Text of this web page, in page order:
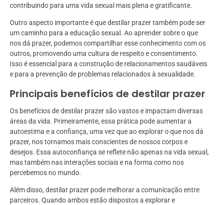
contribuindo para uma vida sexual mais plena e gratificante.
Outro aspecto importante é que destilar prazer também pode ser
um caminho para a educação sexual. Ao aprender sobre o que
nos dá prazer, podemos compartilhar esse conhecimento com os
outros, promovendo uma cultura de respeito e consentimento.
Isso é essencial para a construção de relacionamentos saudáveis
e para a prevenção de problemas relacionados à sexualidade.
Principais benefícios de destilar prazer
Os benefícios de destilar prazer são vastos e impactam diversas
áreas da vida. Primeiramente, essa prática pode aumentar a
autoestima e a confiança, uma vez que ao explorar o que nos dá
prazer, nos tornamos mais conscientes de nossos corpos e
desejos. Essa autoconfiança se reflete não apenas na vida sexual,
mas também nas interações sociais e na forma como nos
percebemos no mundo.
Além disso, destilar prazer pode melhorar a comunicação entre
parceiros. Quando ambos estão dispostos a explorar e